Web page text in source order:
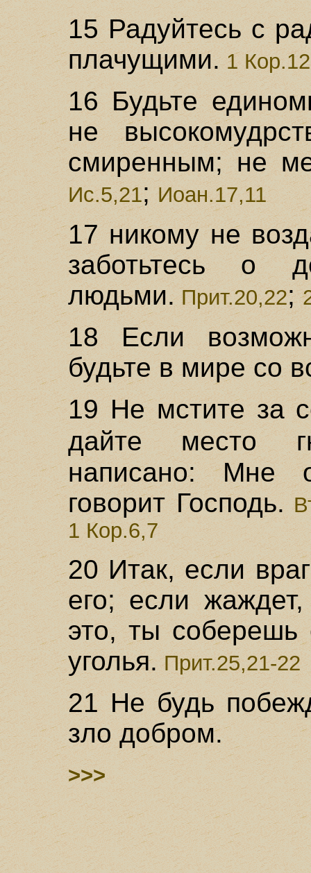
15 Радуйтесь с
плачущими.1
16 Будьте
не
смиренным; не
Ис.5,21; Иоан.17,11
17 никому не
заботьтесь о
людьми.Прит.20,22;
18 Если
будьте в мире со
19 Не мстите за
дайте место
написано: Мне
говорит Господь.
1 Кор.6,7
20 Итак, если
его; если
это, ты соберешь
уголья. Прит.25,21-22
21 Не будь
зло добром.
>>>